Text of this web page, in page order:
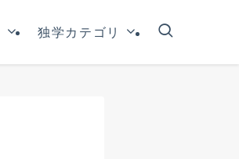
独学カテゴリ